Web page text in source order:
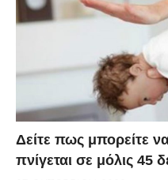
Δείτε πως μπορείτε
πνίγεται σε μόλις 45